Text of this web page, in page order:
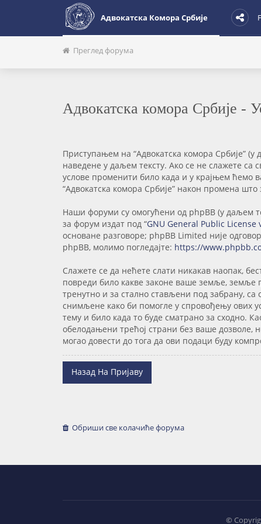
Адвокатска Комора Србије
Преглед форума
Адвокатска комора Србије -
Приступањем на “Адвокатска комора Србије” (у
наведене у даљем тексту. Ако се не слажете
услове променити било када и у крајњем ћемо
“Адвокатска комора Србије” након промена
Наши форуми су омогућени од phpBB (у даљем
за форум издат под “GNU General Public License
основане разговоре; phpBB Limited није
phpBB, молимо погледајте: https://
Слажете се да нећете слати никакав наопак,
повреди било какве законе ваше земље, земље
тренутно и за стално стављени под забрану,
снимљене како би помогле у спровођењу ових
тему и било када то буде сматрано за сходно.
обелодањени трећој страни без ваше дозволе,
могао довести до тога да ови подаци буду
Назад На Пријаву
Обриши све колачиће форума
©